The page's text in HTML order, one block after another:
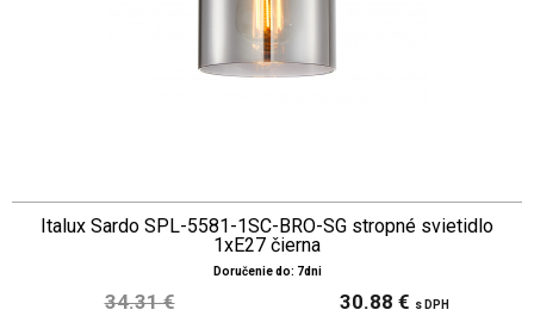
Italux Sardo SPL-5581-1SC-BRO-SG stropné svietidlo
1xE27 čierna
Doručenie do: 7dni
34.31 € 30.88 € s DPH